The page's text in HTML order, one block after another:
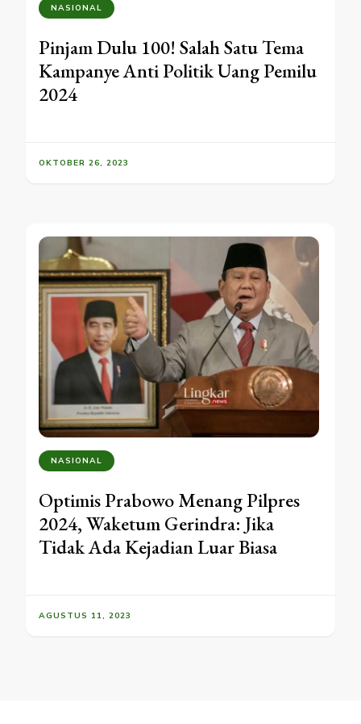
NASIONAL
Pinjam Dulu 100! Salah Satu Tema
Kampanye Anti Politik Uang Pemilu
2024
OKTOBER 26, 2023
NASIONAL
Optimis Prabowo Menang Pilpres
2024, Waketum Gerindra: Jika
Tidak Ada Kejadian Luar Biasa
AGUSTUS 11, 2023